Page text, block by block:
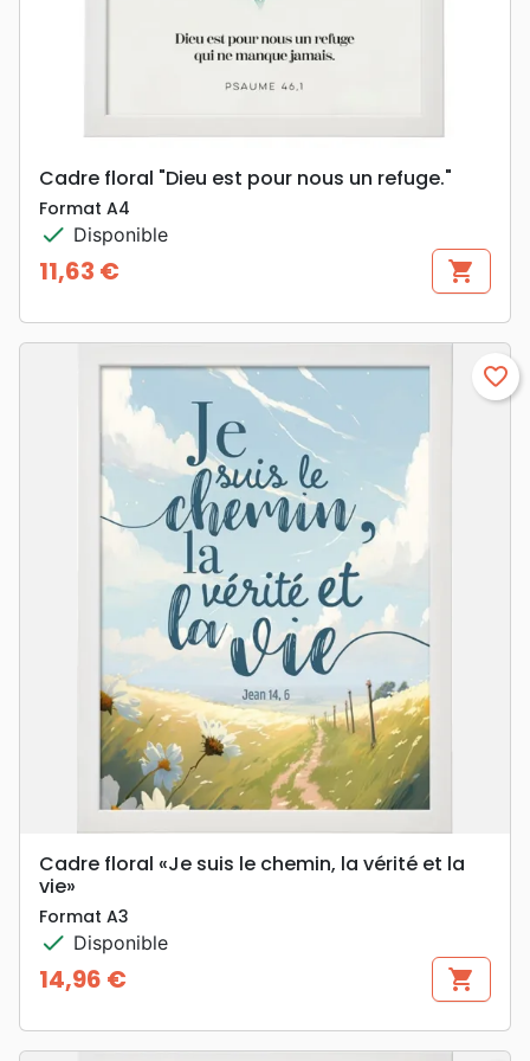
Cadre floral "Dieu est pour nous un refuge."
Format A4
check Disponible
Prix
11,63 € shopping_cart
favorite_border
Cadre floral «Je suis le chemin, la vérité et la
vie»
Format A3
check Disponible
Prix
14,96 € shopping_cart